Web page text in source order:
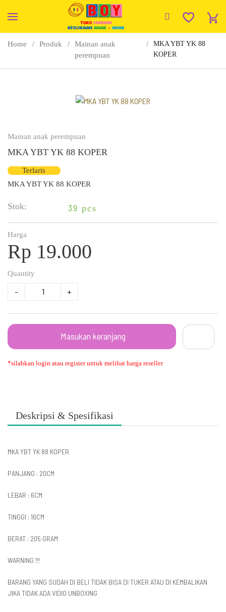
Home Produk
Mainan anak
perempuan
MKA YBT YK 88
KOPER
Mainan anak perempuan
MKA YBT YK 88 KOPER
Terlaris
MKA YBT YK 88 KOPER
Stok: 39 pcs
Harga
Rp 19.000
Quantity
- +
Masukan keranjang
*silahkan login atau register untuk melihat harga reseller
Deskripsi & Spesifikasi
MKA YBT YK 88 KOPER
PANJANG : 20CM
LEBAR : 6CM
TINGGI : 16CM
BERAT : 205 GRAM
WARNING !!!
BARANG YANG SUDAH DI BELI TIDAK BISA DI TUKER ATAU DI KEMBALIKAN
JIKA TIDAK ADA VIDIO UNBOXING